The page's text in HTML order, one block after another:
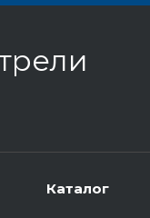
Каталог